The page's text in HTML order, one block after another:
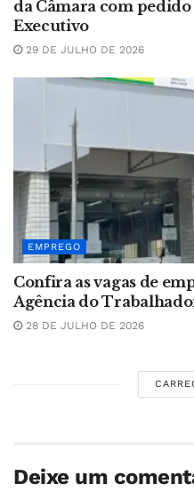
da Câmara com
Executivo
29 DE JULHO DE 2026
EMPREGO
Confira as vagas de
Agência do
28 DE JULHO DE 2026
Deixe um